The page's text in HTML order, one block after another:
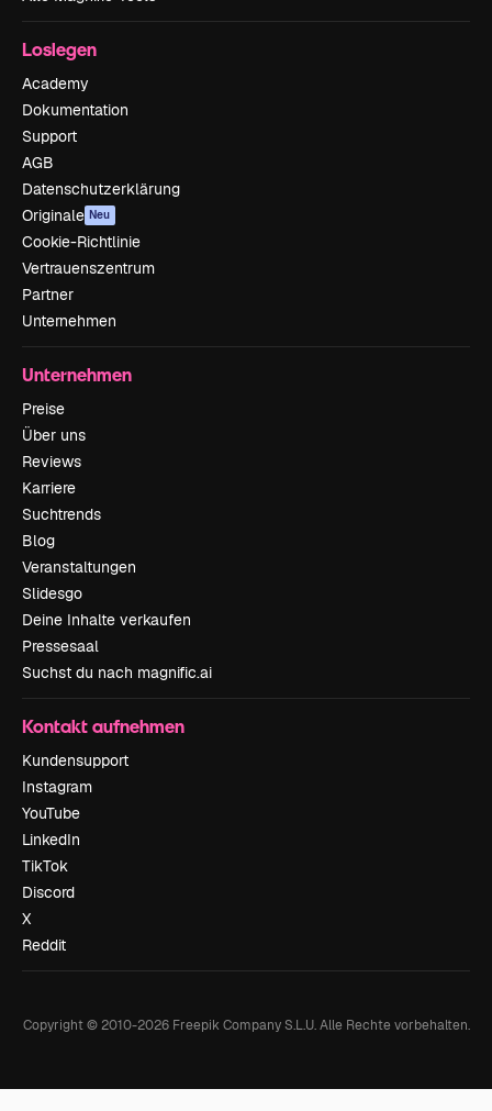
Loslegen
Academy
Dokumentation
Support
AGB
Datenschutzerklärung
Originale Neu
Cookie-Richtlinie
Vertrauenszentrum
Partner
Unternehmen
Unternehmen
Preise
Über uns
Reviews
Karriere
Suchtrends
Blog
Veranstaltungen
Slidesgo
Deine Inhalte verkaufen
Pressesaal
Suchst du nach magnific.ai
Kontakt aufnehmen
Kundensupport
Instagram
YouTube
LinkedIn
TikTok
Discord
X
Reddit
Copyright © 2010-2026Freepik Company S.L.U. Alle Rechte vorbehalten.